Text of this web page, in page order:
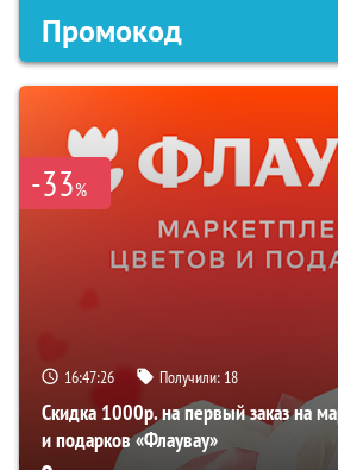
Промокод
-33%
16:47:24 Получили: 18
Скидка 1000р. на первый заказ на
и подарков «Флаувау»